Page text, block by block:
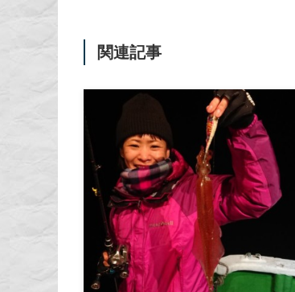
関連記事